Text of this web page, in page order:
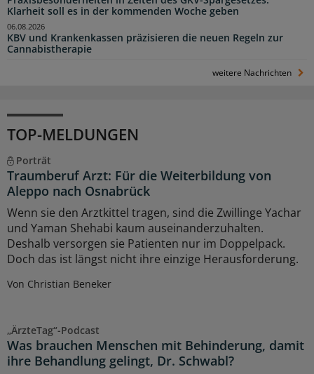
Klarheit soll es in der kommenden Woche geben
KBV und Krankenkassen präzisieren die neuen Regeln zur
Cannabistherapie
06.08.2026
weitere Nachrichten
TOP-MELDUNGEN
Porträt
Traumberuf Arzt: Für die Weiterbildung von
Aleppo nach Osnabrück
Wenn sie den Arztkittel tragen, sind die Zwillinge Yachar
und Yaman Shehabi kaum auseinanderzuhalten.
Deshalb versorgen sie Patienten nur im Doppelpack.
Doch das ist längst nicht ihre einzige Herausforderung.
Von Christian Beneker
„ÄrzteTag“-Podcast
Was brauchen Menschen mit Behinderung, damit
ihre Behandlung gelingt, Dr. Schwabl?